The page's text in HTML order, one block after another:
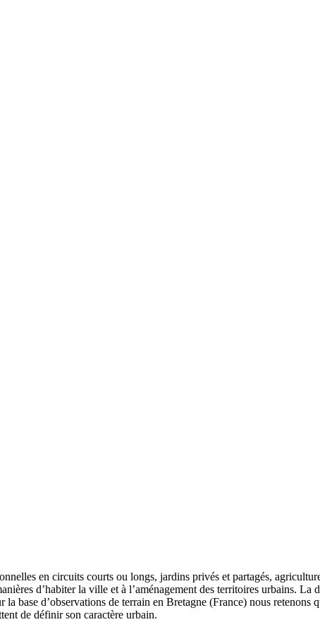
en circuits courts ou longs, jardins privés et partagés,
d’habiter la ville et à l’aménagement des territoires urbains. La
base d’observations de terrain en Bretagne (France) nous retenons
de définir son caractère urbain.